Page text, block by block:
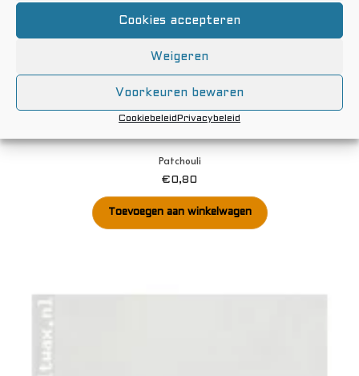
Cookies accepteren
Weigeren
Voorkeuren bewaren
CookiebeleidPrivacybeleid
Patchouli
€0,80
Toevoegen aan winkelwagen